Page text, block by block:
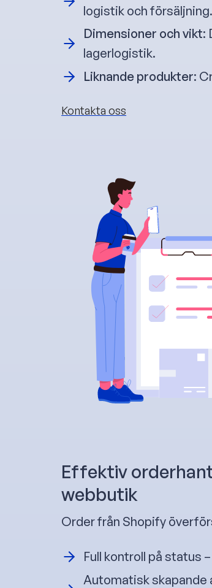
logistik och försäljning.
Dimensioner och vikt:
lagerlogistik.
Liknande produkter:
Kontakta oss
Effektiv
webbutik
Order från Shopify
Full kontroll på status
Automatisk skapande